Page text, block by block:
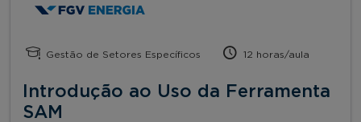
Gestão de Setores Específicos 12 horas/aula
Introdução ao Uso da Ferramenta
SAM